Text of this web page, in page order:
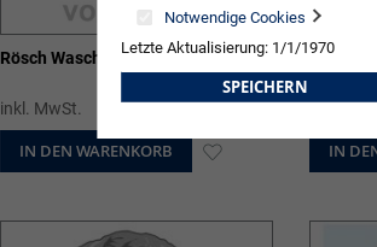
Rösch Waschmittel Sanomat
inkl. MwSt. 53,49 €
IN DEN WARENKORB
Pura
inkl.
IN
Notwendige Cookies
Letzte Aktualisierung: 1/1/1970
SPEICHERN